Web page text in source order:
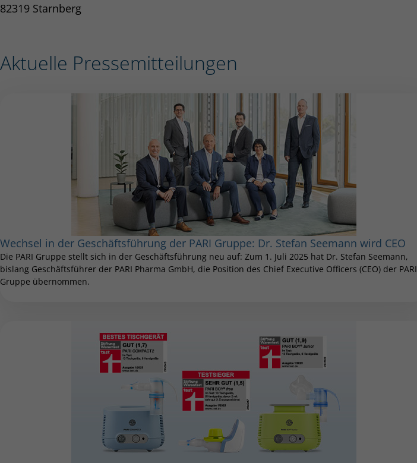
82319 Starnberg
Aktuelle Pressemitteilungen
Wechsel in der Geschäftsführung der PARI Gruppe: Dr. Stefan Seemann wird CEO
Die PARI Gruppe stellt sich in der Geschäftsführung neu auf: Zum 1. Juli 2025 hat Dr. Stefan Seemann,
bislang Geschäftsführer der PARI Pharma GmbH, die Position des Chief Executive Officers (CEO) der PARI
Gruppe übernommen.